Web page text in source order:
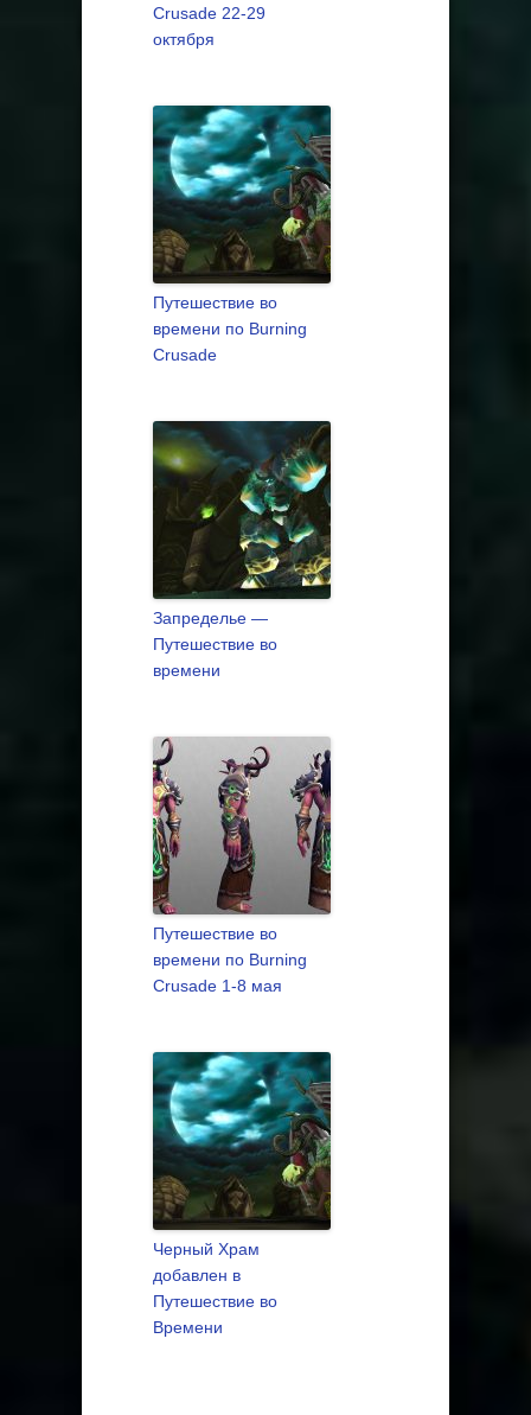
Crusade 22-29
октября
Путешествие во
времени по Burning
Crusade
Запределье —
Путешествие во
времени
Путешествие во
времени по Burning
Crusade 1-8 мая
Черный Храм
добавлен в
Путешествие во
Времени